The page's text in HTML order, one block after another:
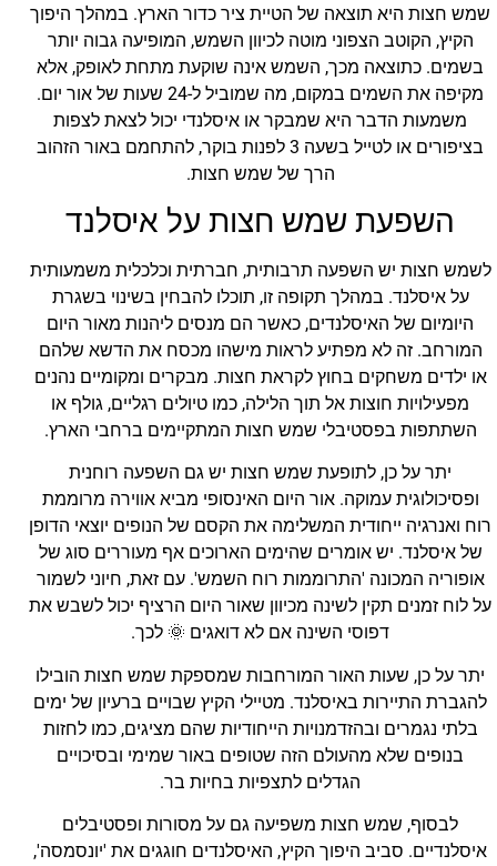
שמש חצות היא תוצאה של הטיית ציר כדור הארץ. במהלך היפוך
הקיץ, הקוטב הצפוני מוטה לכיוון השמש, המופיעה גבוה יותר
בשמים. כתוצאה מכך, השמש אינה שוקעת מתחת לאופק, אלא
מקיפה את השמים במקום, מה שמוביל ל-24 שעות של אור יום.
משמעות הדבר היא שמבקר או איסלנדי יכול לצאת לצפות
בציפורים או לטייל בשעה 3 לפנות בוקר, להתחמם באור הזהוב
הרך של שמש חצות.
השפעת שמש חצות על איסלנד
לשמש חצות יש השפעה תרבותית, חברתית וכלכלית משמעותית
על איסלנד. במהלך תקופה זו, תוכלו להבחין בשינוי בשגרת
היומיום של האיסלנדים, כאשר הם מנסים ליהנות מאור היום
המורחב. זה לא מפתיע לראות מישהו מכסח את הדשא שלהם
או ילדים משחקים בחוץ לקראת חצות. מבקרים ומקומיים נהנים
מפעילויות חוצות אל תוך הלילה, כמו טיולים רגליים, גולף או
השתתפות בפסטיבלי שמש חצות המתקיימים ברחבי הארץ.
יתר על כן, לתופעת שמש חצות יש גם השפעה רוחנית
ופסיכולוגית עמוקה. אור היום האינסופי מביא אווירה מרוממת
רוח ואנרגיה ייחודית המשלימה את הקסם של הנופים יוצאי הדופן
של איסלנד. יש אומרים שהימים הארוכים אף מעוררים סוג של
אופוריה המכונה 'התרוממות רוח השמש'. עם זאת, חיוני לשמור
על לוח זמנים תקין לשינה מכיוון שאור היום הרציף יכול לשבש את
דפוסי השינה אם לא דואגים 🌞 לכך.
יתר על כן, שעות האור המורחבות שמספקת שמש חצות הובילו
להגברת התיירות באיסלנד. מטיילי הקיץ שבויים ברעיון של ימים
בלתי נגמרים ובהזדמנויות הייחודיות שהם מציגים, כמו לחזות
בנופים שלא מהעולם הזה שטופים באור שמימי ובסיכויים
הגדלים לתצפיות בחיות בר.
לבסוף, שמש חצות משפיעה גם על מסורות ופסטיבלים
איסלנדיים. סביב היפוך הקיץ, האיסלנדים חוגגים את 'יונסמסה',